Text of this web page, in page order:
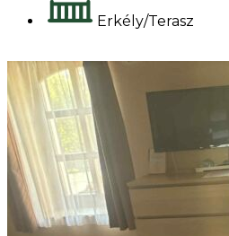
Erkély/Terasz